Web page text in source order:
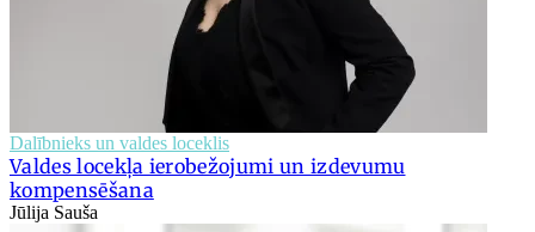
Dalībnieks un valdes loceklis
Valdes locekļa ierobežojumi un izdevumu
kompensēšana
Jūlija Sauša